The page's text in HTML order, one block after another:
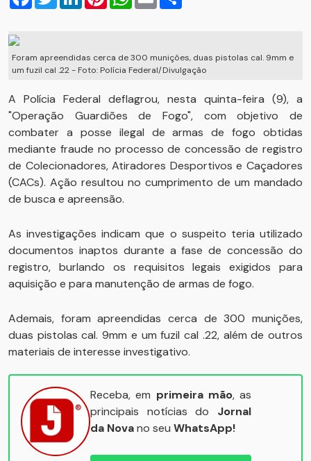
Foram apreendidas cerca de 300 munições, duas pistolas cal. 9mm e
um fuzil cal .22 - Foto: Polícia Federal/Divulgação
A Polícia Federal deflagrou, nesta quinta-feira (9), a
"Operação Guardiões de Fogo", com objetivo de
combater a posse ilegal de armas de fogo obtidas
mediante fraude no processo de concessão de registro
de Colecionadores, Atiradores Desportivos e Caçadores
(CACs). Ação resultou no cumprimento de um mandado
de busca e apreensão.
As investigações indicam que o suspeito teria utilizado
documentos inaptos durante a fase de concessão do
registro, burlando os requisitos legais exigidos para
aquisição e para manutenção de armas de fogo.
Ademais, foram apreendidas cerca de 300 munições,
duas pistolas cal. 9mm e um fuzil cal .22, além de outros
materiais de interesse investigativo.
Receba, em primeira mão, as
principais notícias do Jornal
da Novano seu WhatsApp!